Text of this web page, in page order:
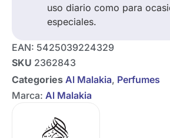
uso diario como para
especiales.
EAN: 5425039224329
SKU 2362843
Categories Al Malakia, Perfumes
Marca: Al Malakia